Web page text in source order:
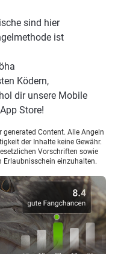
sind hier
ist
Ködern,
dir unsere Mobile
Store!
generated Content. Alle Angeln
der Inhalte keine Gewähr.
Vorschriften sowie
einzuhalten.